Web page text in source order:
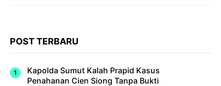
POST TERBARU
Kapolda Sumut Kalah Prapid Kasus
Penahanan Cien Siong Tanpa Bukti